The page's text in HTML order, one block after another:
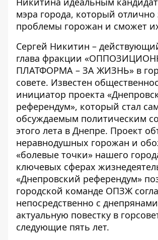
мэра города, который отлично
проблемы горожан и сможет
Сергей Никитин –
глава фракции
ПЛАТФОРМА – ЗА ЖИЗНЬ» в
совете. Известен
инициатор проекта
референдум», который стал
обсуждаемым политическим
этого лета в Днепре. Проект
неравнодушных горожан и
«болевые точки» нашего
ключевых сферах
«Днепровский референдум»
городской команде ОПЗЖ
непосредственно с днепрянами
актуальную повестку в
следующие пять лет.